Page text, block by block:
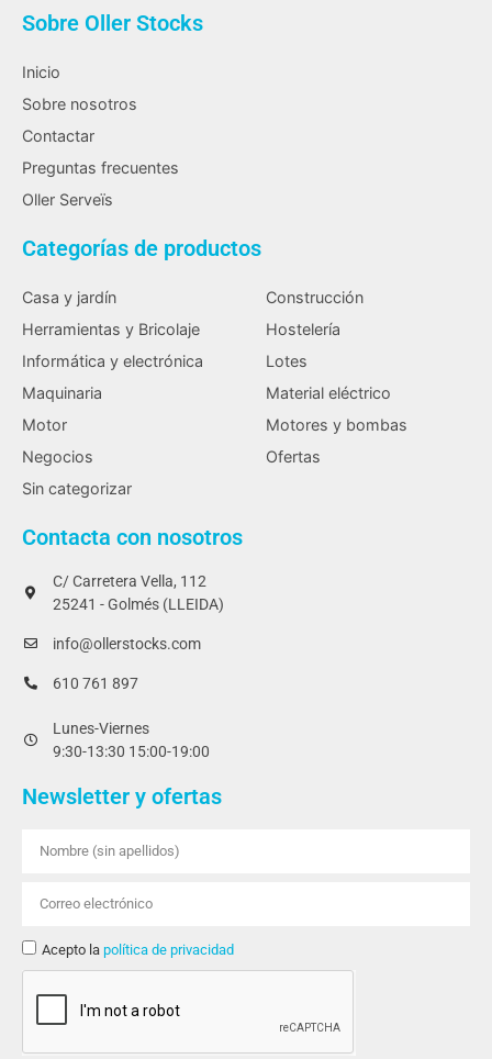
Sobre Oller Stocks
Inicio
Sobre nosotros
Contactar
Preguntas frecuentes
Oller Serveïs
Categorías de productos
Casa y jardín
Construcción
Herramientas y Bricolaje
Hostelería
Informática y electrónica
Lotes
Maquinaria
Material eléctrico
Motor
Motores y bombas
Negocios
Ofertas
Sin categorizar
Contacta con nosotros
C/ Carretera Vella, 112
25241 - Golmés (LLEIDA)
info@ollerstocks.com
610 761 897
Lunes-Viernes
9:30-13:30 15:00-19:00
Newsletter y ofertas
Acepto la política de privacidad